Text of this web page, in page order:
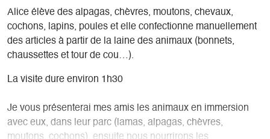
Alice élève des alpagas, chèvres, moutons, chevaux,
cochons, lapins, poules et elle confectionne manuellement
des articles à partir de la laine des animaux (bonnets,
chaussettes et tour de cou…).
La visite dure environ 1h30
Je vous présenterai mes amis les animaux en immersion
avec eux, dans leur parc (lamas, alpagas, chèvres,